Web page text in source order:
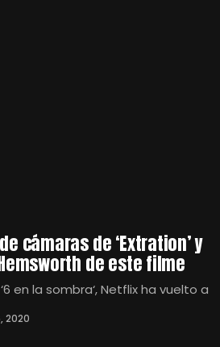
cámaras de ‘Extration’ y
de este filme
en la sombra‘, Netflix ha vuelto a
2020